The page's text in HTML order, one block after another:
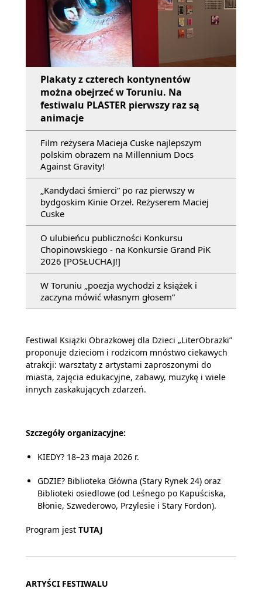
Plakaty z czterech kontynentów
można obejrzeć w Toruniu. Na
festiwalu PLASTER pierwszy raz są
animacje
Film reżysera Macieja Cuske najlepszym
polskim obrazem na Millennium Docs
Against Gravity!
„Kandydaci śmierci” po raz pierwszy w
bydgoskim Kinie Orzeł. Reżyserem Maciej
Cuske
O ulubieńcu publiczności Konkursu
Chopinowskiego - na Konkursie Grand PiK
2026 [POSŁUCHAJ!]
W Toruniu „poezja wychodzi z książek i
zaczyna mówić własnym głosem”
Festiwal Książki Obrazkowej dla Dzieci „LiterObrazki”
proponuje dzieciom i rodzicom mnóstwo ciekawych
atrakcji: warsztaty z artystami zaproszonymi do
miasta, zajęcia edukacyjne, zabawy, muzykę i wiele
innych zaskakujących zdarzeń.
Szczegóły organizacyjne:
KIEDY? 18–23 maja 2026 r.
GDZIE? Biblioteka Główna (Stary Rynek 24) oraz
Biblioteki osiedlowe (od Leśnego po Kapuściska,
Błonie, Szwederowo, Przylesie i Stary Fordon).
Program jest TUTAJ
ARTYŚCI FESTIWALU